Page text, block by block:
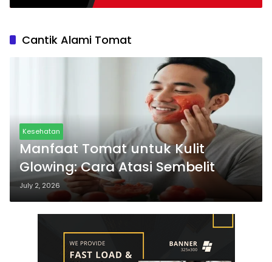
Cantik Alami Tomat
Kesehatan
Manfaat Tomat untuk Kulit
Glowing: Cara Atasi Sembelit
July 2, 2026